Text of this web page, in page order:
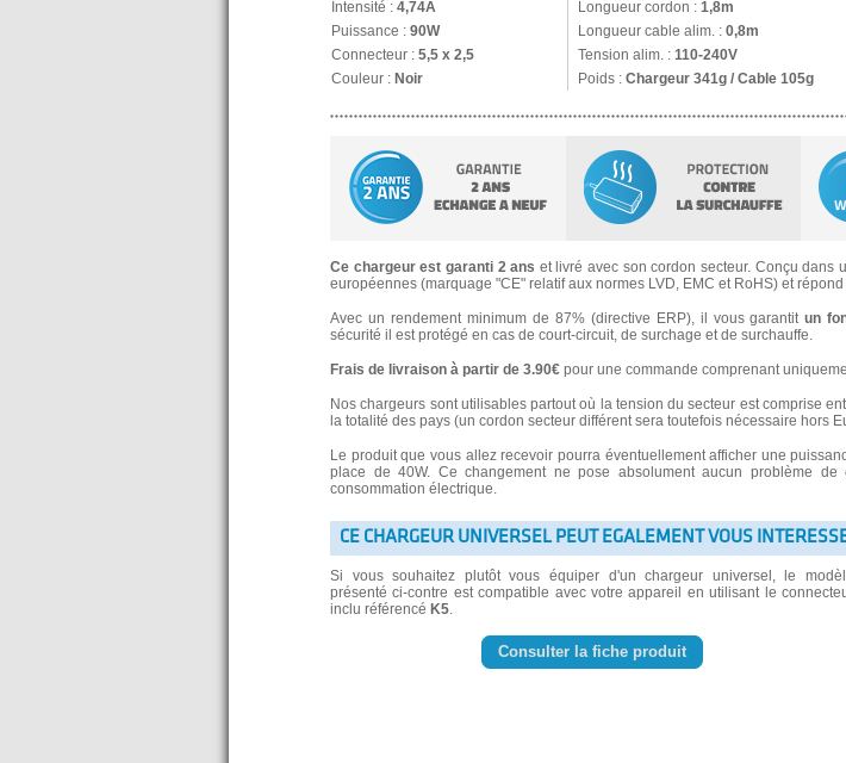
Intensité : 4,74A Longueur cordon : 1,8m
Puissance : 90W Longueur cable alim. : 0,8m
Connecteur : 5,5 x 2,5 Tension alim. : 110-240V
Couleur : Noir Poids : Chargeur 341g / Cable 105g
Ce chargeur est garanti 2 ans et livré avec son cordon secteur. Conçu dans
européennes (marquage "CE" relatif aux normes LVD, EMC et RoHS) et
Avec un rendement minimum de 87% (directive ERP), il vous garantitun
sécurité il est protégé en cas de court-circuit, de surchage et de surchauffe.
Frais de livraison à partir de 3.90€ pour une commande comprenant
Nos chargeurs sont utilisables partout où la tension du secteur est comprise
la totalité des pays (un cordon secteur différent sera toutefois nécessaire hors
Le produit que vous allez recevoir pourra éventuellement afficher une
place de 40W. Ce changement ne pose absolument aucun problème
consommation électrique.
CE CHARGEUR UNIVERSEL PEUT EGALEMENT VOUS
Si vous souhaitez plutôt vous équiper d'un chargeur universel, le
présenté ci-contre est compatible avec votre appareil en utilisant le
inclu référencé K5.
Consulter la fiche produit